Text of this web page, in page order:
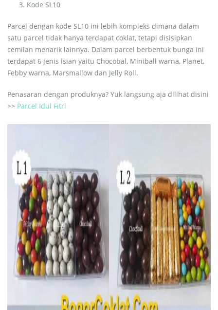
Kode SL10
Parcel dengan kode SL10 ini lebih kompleks dimana dalam
satu parcel tidak hanya terdapat coklat, tetapi disisipkan
cemilan menarik lainnya. Dalam parcel berbentuk bunga ini
terdapat 6 jenis isian yaitu Chocobal, Miniball warna, Planet,
Febby warna, Marsmallow dan Jelly Roll.
Penasaran dengan produknya? Yuk langsung aja dilihat disini
>> Parcel Idul Fitri